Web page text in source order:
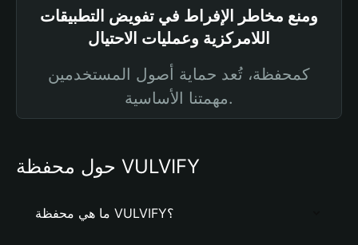
ومنع مخاطر الإفراط في تفويض التطبيقات
اللامركزية وعمليات الاحتيال
كمحفظة، تُعد حماية أصول المستخدمين
مهمتنا الأساسية.
حول محفظة VULVIFY
ما هي محفظة VULVIFY؟